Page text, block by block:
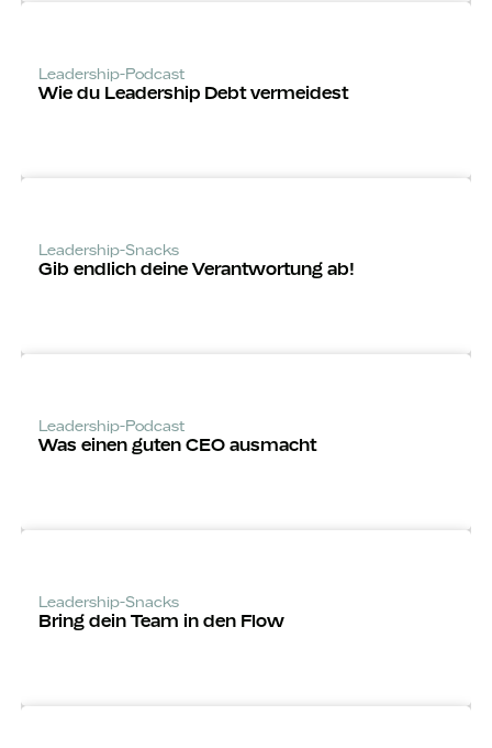
Leadership-Podcast
Wie du Leadership Debt vermeidest
Leadership-Snacks
Gib endlich deine Verantwortung ab!
Leadership-Podcast
Was einen guten CEO ausmacht
Leadership-Snacks
Bring dein Team in den Flow